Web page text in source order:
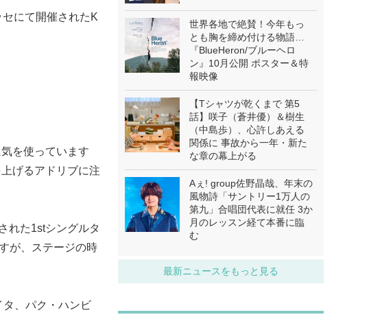
にて開催されたK
を使っています
げるアドリブに注
れた1stシングルタ
が、ステージの時
、パク・ハンビ
世界各地で絶賛！今年もっ
とも胸を締め付ける物語…
『BlueHeron/ブルーヘロ
ン』10月公開 ポスター＆特
報映像
【Tシャツが乾くまで 第5
話】咲子（蒼井優）＆樹生
（中島歩）、心許しあえる
関係に 事故から一年・新た
な章の幕上がる
Aぇ! group佐野晶哉、年末の
風物詩「サントリー1万人の
第九」合唱団代表に就任 3か
月のレッスン経て本番に臨
む
最新ニュースをもっと見る